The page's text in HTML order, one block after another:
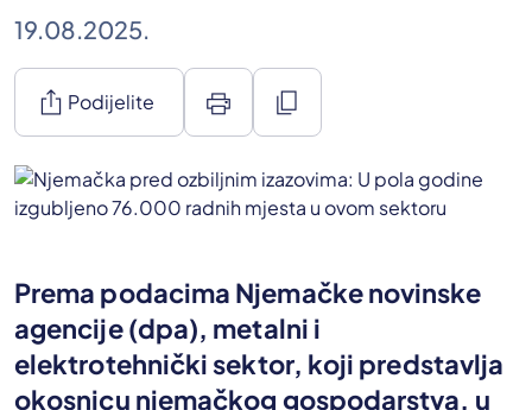
19.08.2025.
ios_share Podijelite print content_copy
Prema podacima Njemačke novinske
agencije (dpa), metalni i
elektrotehnički sektor, koji predstavlja
okosnicu njemačkog gospodarstva, u